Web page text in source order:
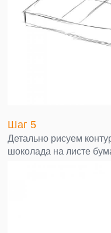
Шаг 5
Детально рисуем
шоколада на листе